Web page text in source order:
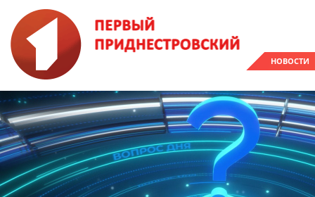
НОВОСТИ